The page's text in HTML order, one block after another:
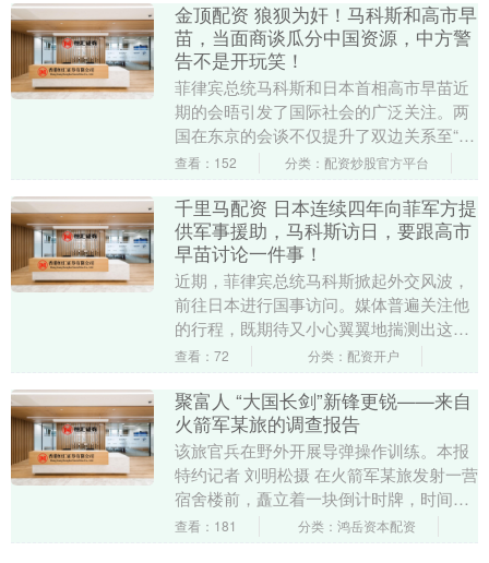
金顶配资 狼狈为奸！马科斯和高市早
苗，当面商谈瓜分中国资源，中方警
告不是开玩笑！
菲律宾总统马科斯和日本首相高市早苗近
期的会晤引发了国际社会的广泛关注。两
国在东京的会谈不仅提升了双边关系至“全
面战略伙伴关系”，更是开启了针对专属经
查看：152 分类：配资炒股官方平台
千里马配资 日本连续四年向菲军方提
供军事援助，马科斯访日，要跟高市
早苗讨论一件事！
近期，菲律宾总统马科斯掀起外交风波，
前往日本进行国事访问。媒体普遍关注他
的行程，既期待又小心翼翼地揣测出这场
访问究竟意味着什么。日本共同社的消息
查看：72 分类：配资开户
聚富人 “大国长剑”新锋更锐——来自
火箭军某旅的调查报告
该旅官兵在野外开展导弹操作训练。本报
特约记者 刘明松摄 在火箭军某旅发射一营
宿舍楼前，矗立着一块倒计时牌，时间指
向一个数字：“0”。 每次带领发射单元训练
查看：181 分类：鸿岳资本配资